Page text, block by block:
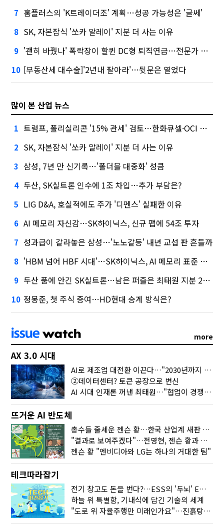
7 홈플러스의 'K트레이더조' 계획…성공 가능성은 '글쎄'
8 SK, 자본잠식 '쏘카 말레이' 지분 더 사는 이유
9 '괜히 바꿨나' 폭락장이 할퀸 DC형 퇴직연금…전문가 조언은
10 [부동산세 대수술]'2년내 팔아라'…뒷문은 열었다
많이 본 산업 뉴스
1 트럼프, 폴리실리콘 '15% 관세' 검토…한화큐셀·OCI 영향은?
2 SK, 자본잠식 '쏘카 말레이' 지분 더 사는 이유
3 삼성, 7년 만 신기록…'폴더블 대중화' 성큼
4 두산, SK실트론 인수에 1조 차입…추가 부담은?
5 LIG D&A, 호실적에도 주가 '디펜스' 실패한 이유
6 AI 메모리 자신감…SK하이닉스, 신규 팹에 54조 투자
7 성과급이 갈라놓은 삼성…'노노갈등' 내년 교섭 판 흔들까
8 'HBM 넘어 HBF 시대'…SK하이닉스, AI 메모리 표준 선점 나섰다
9 두산 품에 안긴 SK실트론…남은 퍼즐은 최태원 지분 29.4%
10 정몽준, 첫 주식 증여…HD현대 승계 방식은?
more
AX 3.0 시대
AI로 제조업 대전환 이끈다…"2030년까지 민관합동 20조 투자"
②데이터센터? 토큰 공장으로 변신
AI 시대 인재론 꺼낸 최태원…"협업이 경쟁력"
뜨거운 AI 반도체
총수들 줄세운 젠슨 황…한국 산업계 새판 짰다
"결과로 보여주겠다"…전영현, 젠슨 황과 HBM5 논의
젠슨 황 "엔비디아와 LG는 하나의 거대한 팀"
테크따라잡기
전기 창고도 돈을 번다?…ESS의 '두뇌' EMO가 뭐길래
하늘 위 특별함, 기내식에 담긴 기술의 세계
"도로 위 자율주행만 미래인가요"…진흙탕서 길 내는 HD현대 AI 기술